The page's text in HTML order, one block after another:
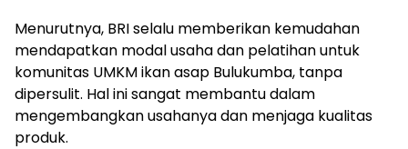
Menurutnya, BRI selalu memberikan kemudahan
mendapatkan modal usaha dan pelatihan untuk
komunitas UMKM ikan asap Bulukumba, tanpa
dipersulit. Hal ini sangat membantu dalam
mengembangkan usahanya dan menjaga kualitas
produk.